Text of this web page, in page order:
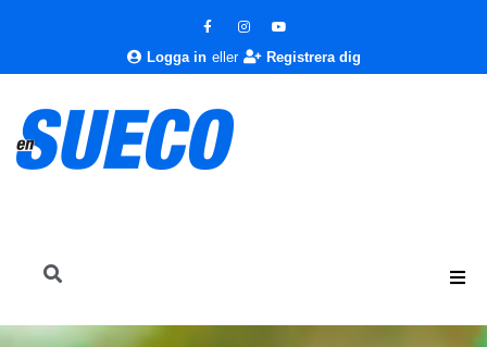
Logga in eller Registrera dig